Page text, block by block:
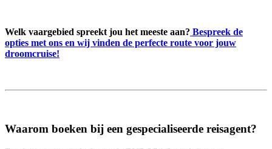
Welk vaargebied spreekt jou het meeste aan? Bespreek de
opties met ons en wij vinden de perfecte route voor jouw
droomcruise!
Waarom boeken bij een gespecialiseerde reisagent?